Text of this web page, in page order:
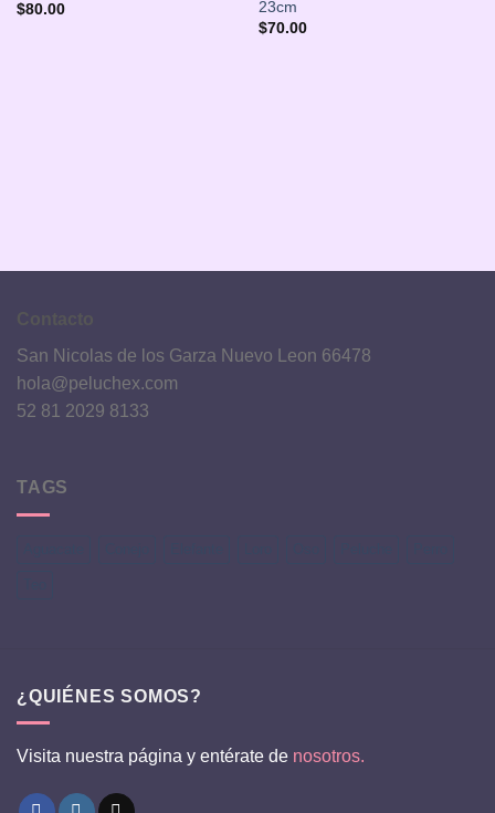
$80.00
23cm
$70.00
San Nicolas de los Garza Nuevo Leon 66478
hola@peluchex.com
52 81 2029 8133
TAGS
¿QUIÉNES SOMOS?
Visita nuestra página y entérate de nosotros.